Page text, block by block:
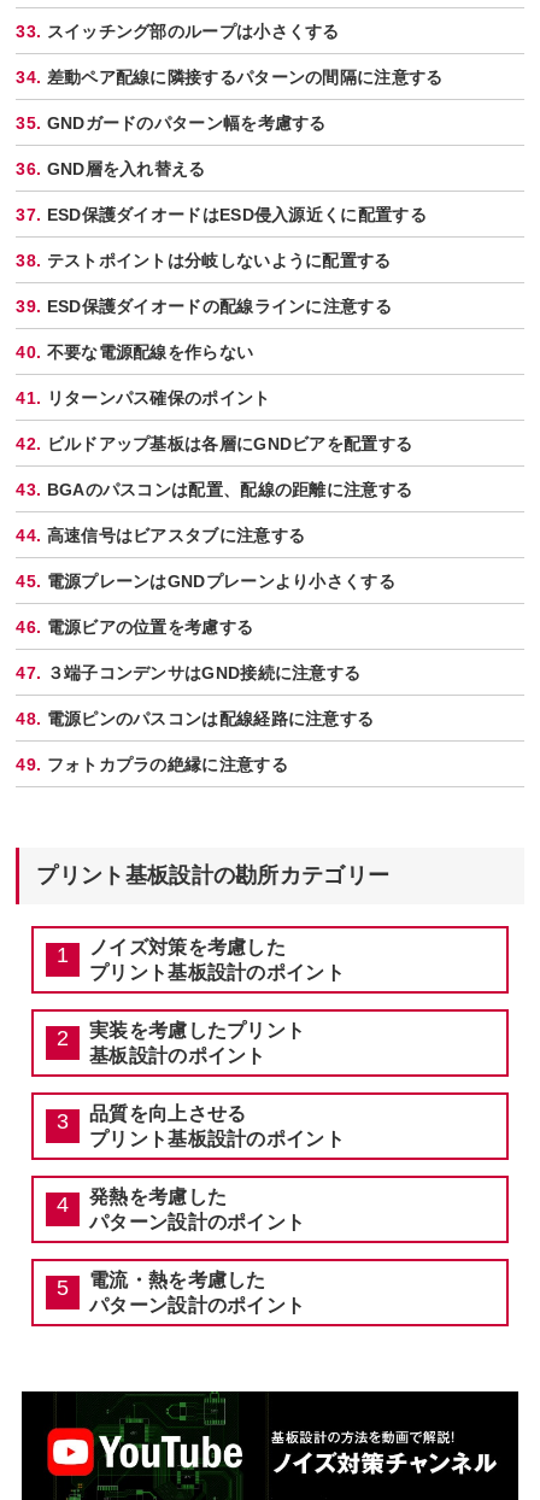
スイッチング部のループは小さくする
差動ペア配線に隣接するパターンの間隔に注意する
GNDガードのパターン幅を考慮する
GND層を入れ替える
ESD保護ダイオードはESD侵入源近くに配置する
テストポイントは分岐しないように配置する
ESD保護ダイオードの配線ラインに注意する
不要な電源配線を作らない
リターンパス確保のポイント
ビルドアップ基板は各層にGNDビアを配置する
BGAのパスコンは配置、配線の距離に注意する
高速信号はビアスタブに注意する
電源プレーンはGNDプレーンより小さくする
電源ビアの位置を考慮する
３端子コンデンサはGND接続に注意する
電源ピンのパスコンは配線経路に注意する
フォトカプラの絶縁に注意する
プリント基板設計の勘所カテゴリー
ノイズ対策を考慮した
プリント基板設計のポイント
実装を考慮したプリント
基板設計のポイント
品質を向上させる
プリント基板設計のポイント
発熱を考慮した
パターン設計のポイント
電流・熱を考慮した
パターン設計のポイント